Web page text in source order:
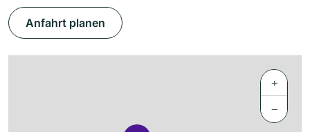
Anfahrt planen
+
−